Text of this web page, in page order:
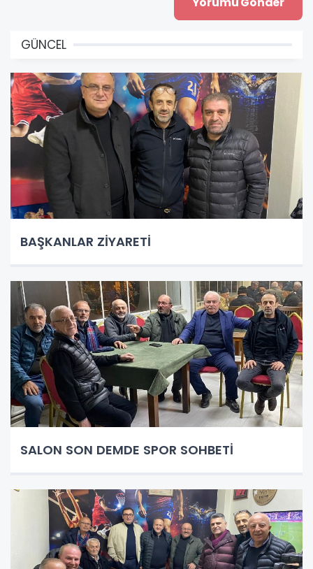
GÜNCEL
BAŞKANLAR ZİYARETİ
SALON SON DEMDE SPOR SOHBETİ